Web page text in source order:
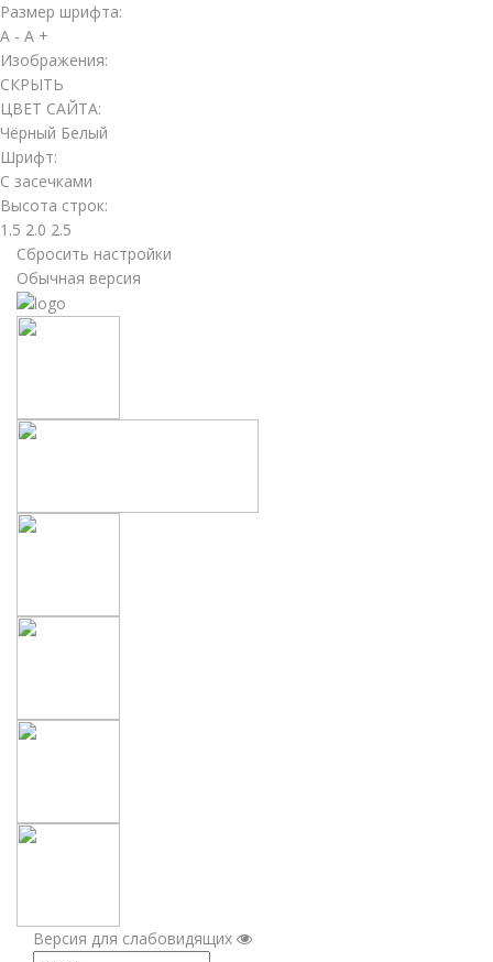
Размер шрифта:
A - A +
Изображения:
СКРЫТЬ
ЦВЕТ САЙТА:
Чёрный Белый
Шрифт:
С засечками
Высота строк:
1.5 2.0 2.5
Сбросить настройки
Обычная версия
Версия для слабовидящих